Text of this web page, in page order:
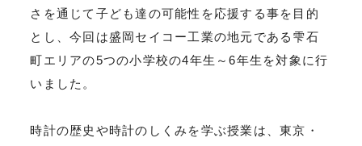
さを通じて子ども達の可能性を応援する事を目的
とし、今回は盛岡セイコー工業の地元である雫石
町エリアの5つの小学校の4年生～6年生を対象に行
いました。
時計の歴史や時計のしくみを学ぶ授業は、東京・